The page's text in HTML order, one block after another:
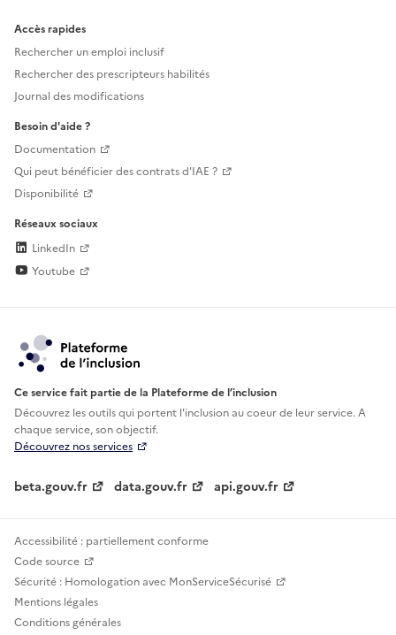
Accès rapides
Rechercher un emploi inclusif
Rechercher des prescripteurs habilités
Journal des modifications
Besoin d'aide ?
Documentation
Qui peut bénéficier des contrats d'IAE ?
Disponibilité
Réseaux sociaux
LinkedIn
Youtube
Ce service fait partie de la Plateforme de l’inclusion
Découvrez les outils qui portent l'inclusion aucoeur de leur service. A
chaque service, son objectif.
Découvrez nos services
beta.gouv.fr data.gouv.fr api.gouv.fr
Accessibilité : partiellement conforme
Code source
Sécurité : Homologation avec MonServiceSécurisé
Mentions légales
Conditions générales